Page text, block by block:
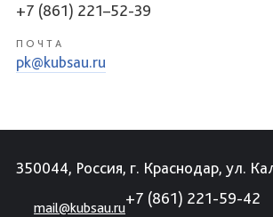
+7 (861) 221–52-39
ПОЧТА
pk@kubsau.ru
350044, Россия, г. Краснодар, ул.
mail@kubsau.ru
+7 (861) 221-59-42